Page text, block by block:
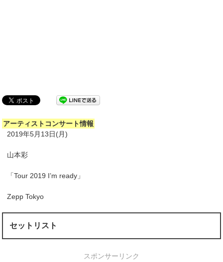
アーティストコンサート情報
2019年5月13日(月)
山本彩
「Tour 2019 I’m ready」
Zepp Tokyo
セットリスト
スポンサーリンク